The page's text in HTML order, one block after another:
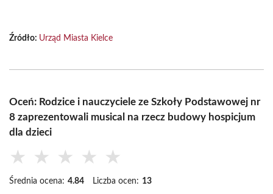
Źródło: Urząd Miasta Kielce
Oceń: Rodzice i nauczyciele ze Szkoły Podstawowej nr
8 zaprezentowali musical na rzecz budowy hospicjum
dla dzieci
★ ★ ★ ★ ★
Średnia ocena: 4.84 Liczba ocen: 13